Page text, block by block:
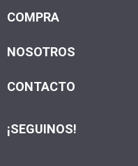
COMPRA
NOSOTROS
CONTACTO
¡SEGUINOS!